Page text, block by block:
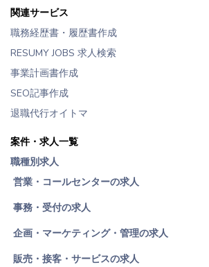
関連サービス
職務経歴書・履歴書作成
RESUMY JOBS 求人検索
事業計画書作成
SEO記事作成
退職代行オイトマ
案件・求人一覧
職種別求人
営業・コールセンターの求人
事務・受付の求人
企画・マーケティング・管理の求人
販売・接客・サービスの求人